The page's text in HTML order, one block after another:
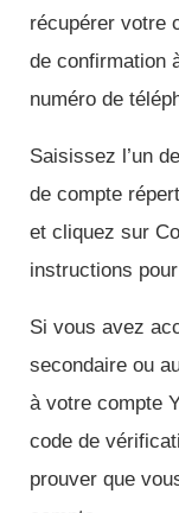
récupérer votre
de confirmation
numéro de
Saisissez l’un
de compte
et cliquez sur
instructions
Si vous avez
secondaire ou
à votre compte
code de
prouver que